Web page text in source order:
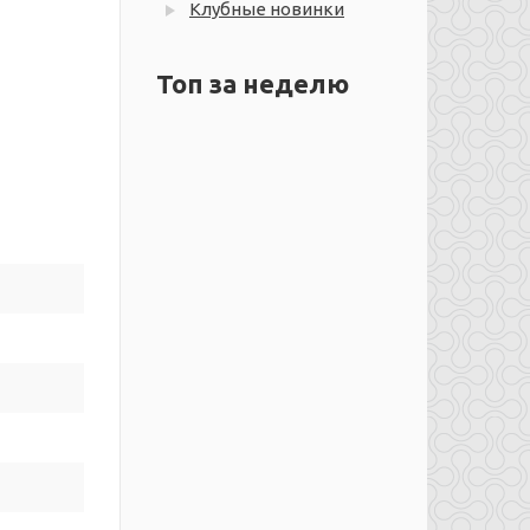
Клубные новинки
Топ за неделю